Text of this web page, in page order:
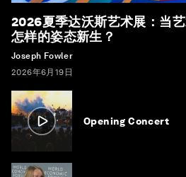
2026夏季达沃斯艺术展：当
怎样的姿态新生？
Joseph Fowler
2026年6月19日
Opening Concert